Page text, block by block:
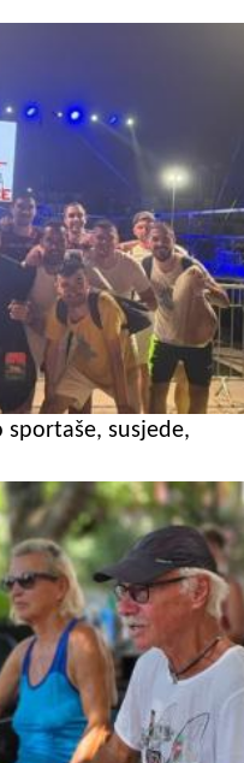
sportaše, susjede,